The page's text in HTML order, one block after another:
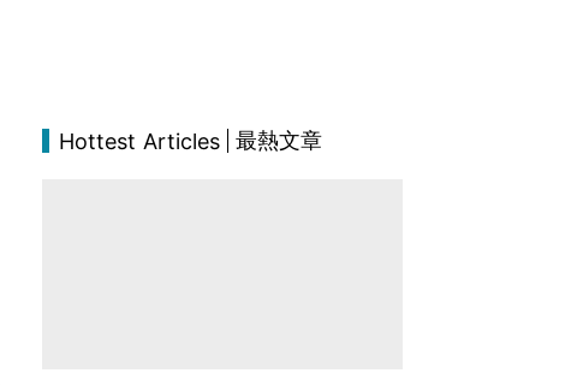
Hottest Articles 最熱文章